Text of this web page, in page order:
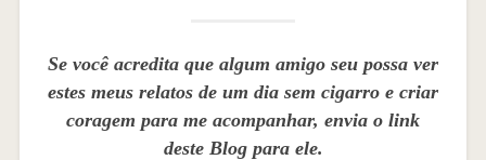
Se você acredita que algum amigo seu possa ver
estes meus relatos de um dia sem cigarro e criar
coragem para me acompanhar, envia o link
deste Blog para ele.